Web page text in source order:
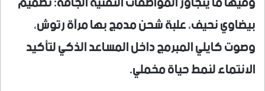
بيضاوي نحيف، علبة شحن مدمج بها مرآة رتوش،
وصوت كايلي المبرمج داخل المساعد الذكي لتأكيد
الانتماء لنمط حياة مخملي.